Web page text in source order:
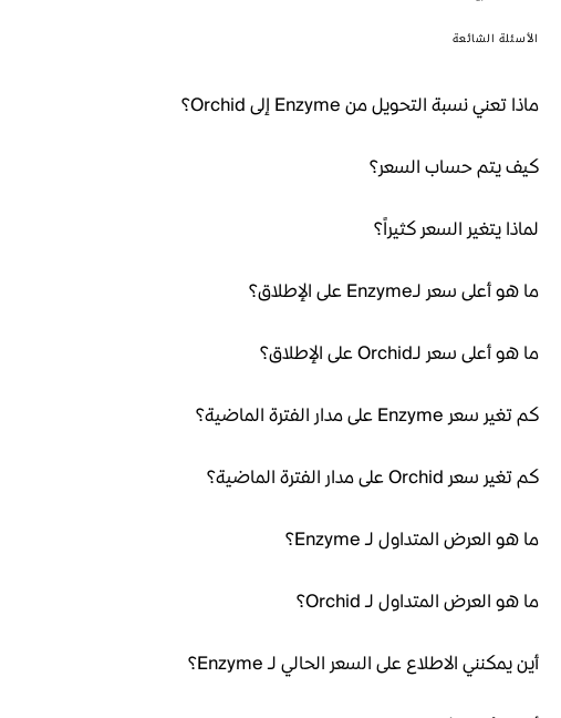
الأسئلة الشائعة
ماذا تعني نسبة التحويل من Enzyme إلى Orchid؟
كيف يتم حساب السعر؟
لماذا يتغير السعر كثيراً؟
ما هو أعلى سعر لـEnzyme على الإطلاق؟
ما هو أعلى سعر لـOrchid على الإطلاق؟
كم تغير سعر Enzyme على مدار الفترة الماضية؟
كم تغير سعر Orchid على مدار الفترة الماضية؟
ما هو العرض المتداول لـ Enzyme؟
ما هو العرض المتداول لـ Orchid؟
أين يمكنني الاطلاع على السعر الحالي لـ Enzyme؟